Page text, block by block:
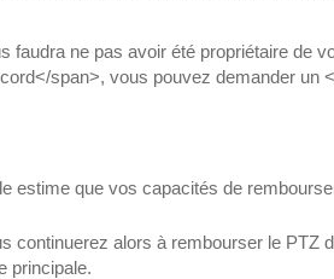
faudra ne pas avoir été propriétaire de
span>, vous pouvez demander un
estime que vos capacités de
continuerez alors à rembourser le PTZ
principale.